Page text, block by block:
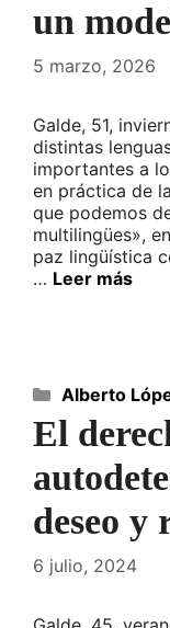
un
5 marzo, 2026
Galde, 51,
distintas
importantes a
en práctica de
que podemos
multilingües»,
paz lingüística
… Leer más
El
deseo y
6 julio, 2024
Categorías
Alberto